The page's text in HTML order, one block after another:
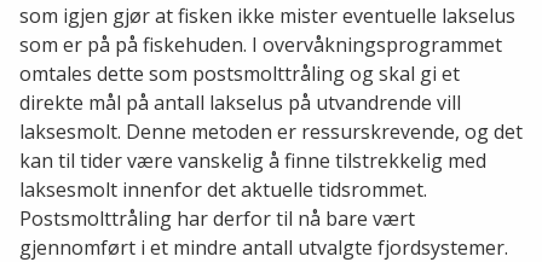
som igjen gjør at fisken ikke mister eventuelle lakselus
som er på på fiskehuden. I overvåkningsprogrammet
omtales dette som postsmolttråling og skal gi et
direkte mål på antall lakselus på utvandrende vill
laksesmolt. Denne metoden er ressurskrevende, og det
kan til tider være vanskelig å finne tilstrekkelig med
laksesmolt innenfor det aktuelle tidsrommet.
Postsmolttråling har derfor til nå bare vært
gjennomført i et mindre antall utvalgte fjordsystemer.